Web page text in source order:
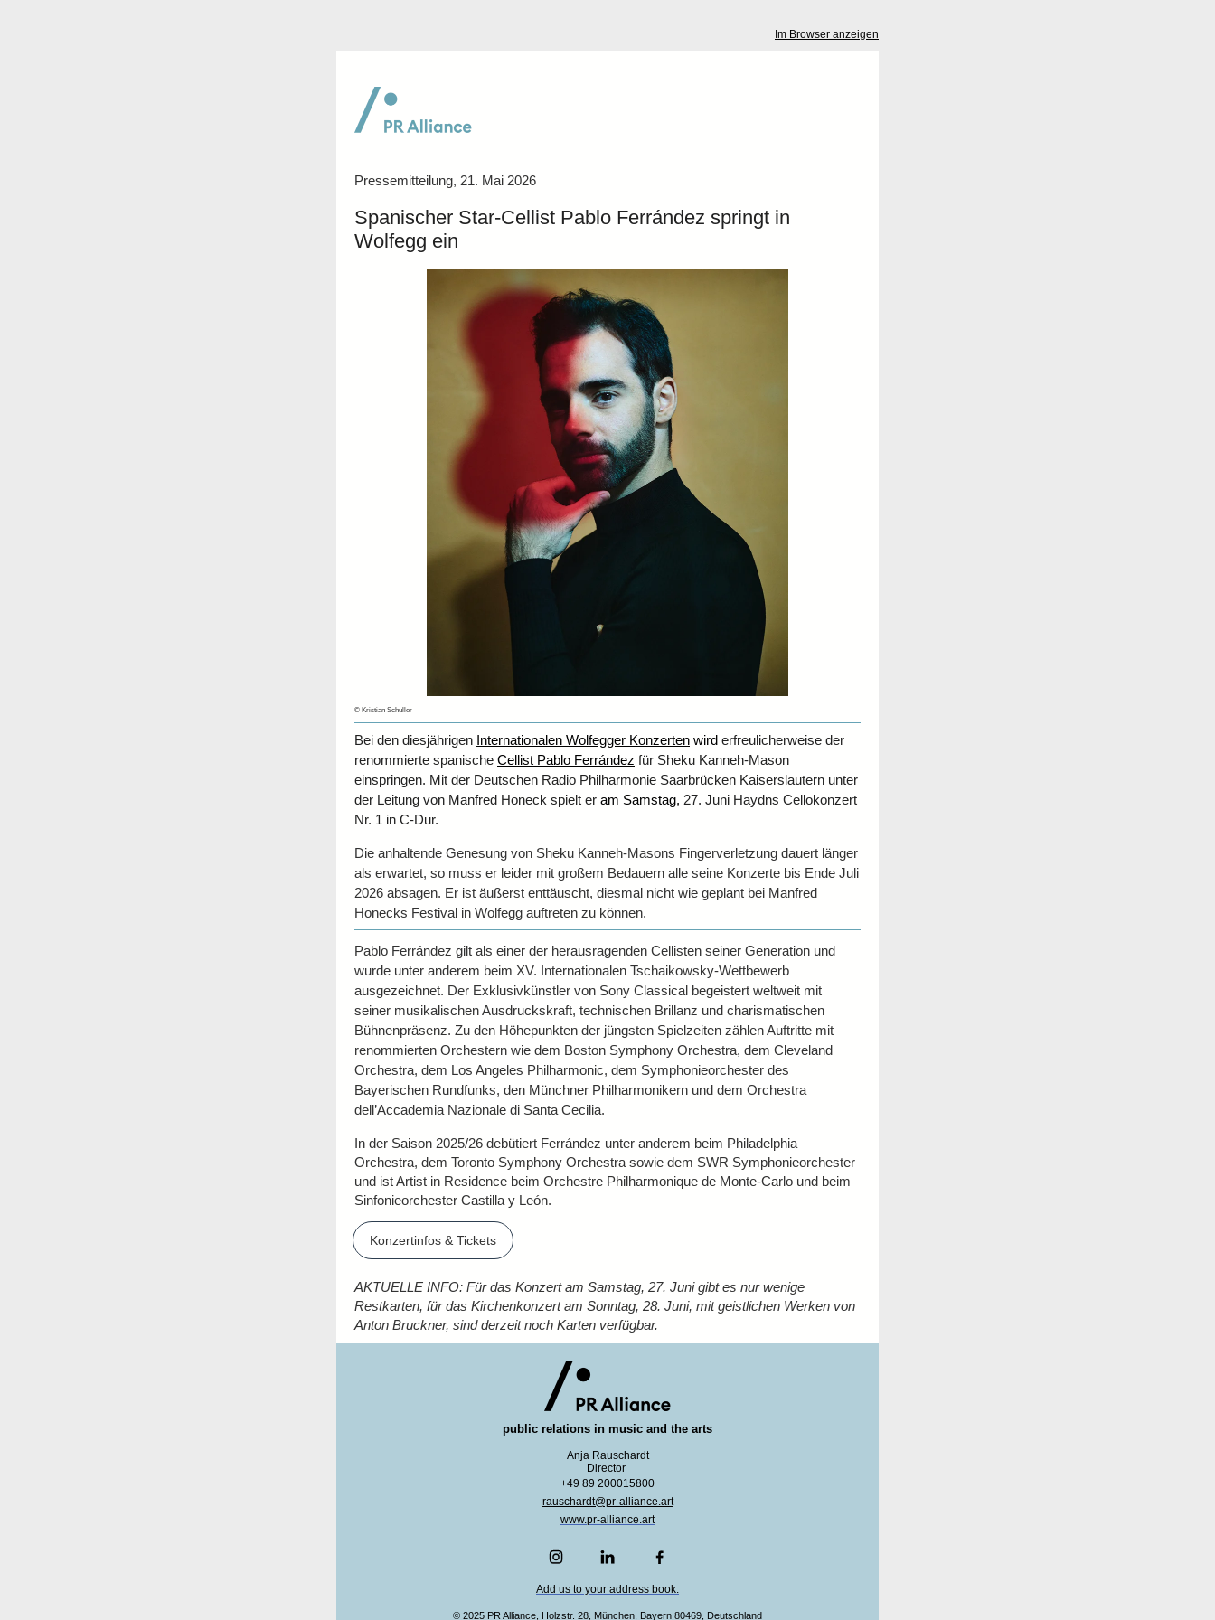
Im Browser anzeigen
Pressemitteilung, 21. Mai 2026
Spanischer Star-Cellist Pablo Ferrández springt in
Wolfegg ein
© Kristian Schuller
Bei den diesjährigen Internationalen Wolfegger Konzerten wird erfreulicherweise der
renommierte spanische Cellist Pablo Ferrández für Sheku Kanneh-Mason
einspringen. Mit der Deutschen Radio Philharmonie Saarbrücken Kaiserslautern unter
der Leitung von Manfred Honeck spielt er am Samstag, 27. Juni Haydns Cellokonzert
Nr. 1 in C-Dur.
Die anhaltende Genesung von Sheku Kanneh-Masons Fingerverletzung dauert länger
als erwartet, so muss er leider mit großem Bedauern alle seine Konzerte bis Ende Juli
2026 absagen. Er ist äußerst enttäuscht, diesmal nicht wie geplant bei Manfred
Honecks Festival in Wolfegg auftreten zu können.
Pablo Ferrández gilt als einer der herausragenden Cellisten seiner Generation und
wurde unter anderem beim XV. Internationalen Tschaikowsky-Wettbewerb
ausgezeichnet. Der Exklusivkünstler von Sony Classical begeistert weltweit mit
seiner musikalischen Ausdruckskraft, technischen Brillanz und charismatischen
Bühnenpräsenz. Zu den Höhepunkten der jüngsten Spielzeiten zählen Auftritte mit
renommierten Orchestern wie dem Boston Symphony Orchestra, dem Cleveland
Orchestra, dem Los Angeles Philharmonic, dem Symphonieorchester des
Bayerischen Rundfunks, den Münchner Philharmonikern und dem Orchestra
dell’Accademia Nazionale di Santa Cecilia.
In der Saison 2025/26 debütiert Ferrández unter anderem beim Philadelphia
Orchestra, dem Toronto Symphony Orchestra sowie dem SWR Symphonieorchester
und ist Artist in Residence beim Orchestre Philharmonique de Monte-Carlo und beim
Sinfonieorchester Castilla y León.
Konzertinfos & Tickets
AKTUELLE INFO: Für das Konzert am Samstag, 27. Juni gibt es nur wenige
Restkarten, für das Kirchenkonzert am Sonntag, 28. Juni, mit geistlichen Werken von
Anton Bruckner, sind derzeit noch Karten verfügbar.
public relations in music and the arts
Anja Rauschardt
Director
+49 89 200015800
rauschardt@pr-alliance.art
www.pr-alliance.art
Add us to your address book.
© 2025 PR Alliance, Holzstr. 28, München, Bayern 80469, Deutschland